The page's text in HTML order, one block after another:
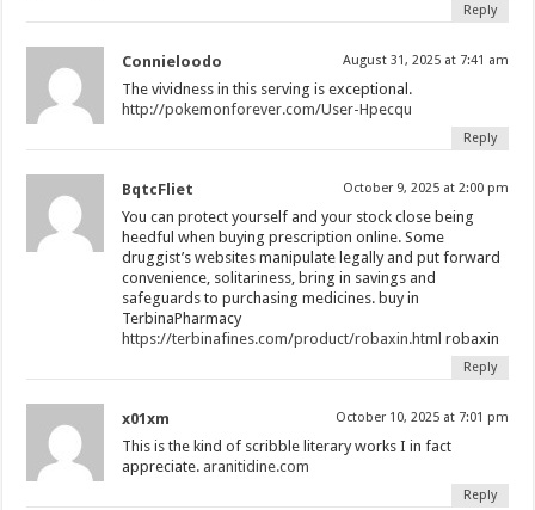
Reply
Connieloodo August 31, 2025 at 7:41 am
The vividness in this serving is exceptional.
http://pokemonforever.com/User-Hpecqu
Reply
BqtcFliet October 9, 2025 at 2:00 pm
You can protect yourself and your stock close being
heedful when buying prescription online. Some
druggist’s websites manipulate legally and put forward
convenience, solitariness, bring in savings and
safeguards to purchasing medicines. buy in
TerbinaPharmacy
https://terbinafines.com/product/robaxin.html robaxin
Reply
x01xm October 10, 2025 at 7:01 pm
This is the kind of scribble literary works I in fact
appreciate. aranitidine.com
Reply